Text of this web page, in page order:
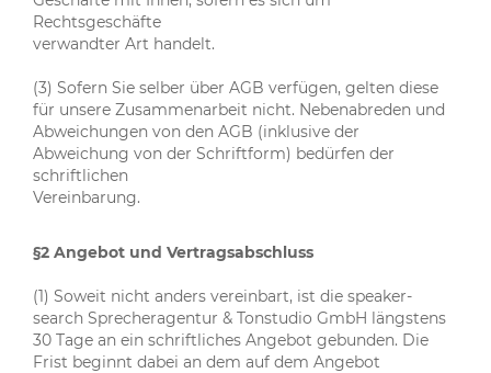
Rechtsgeschäfte
verwandter Art handelt.
(3) Sofern Sie selber über AGB verfügen, gelten diese
für unsere Zusammenarbeit nicht. Nebenabreden und
Abweichungen von den AGB (inklusive der
Abweichung von der Schriftform) bedürfen der
schriftlichen
Vereinbarung.
§2 Angebot und Vertragsabschluss
(1) Soweit nicht anders vereinbart, ist die speaker-
search Sprecheragentur & Tonstudio GmbH längstens
30 Tage an ein schriftliches Angebot gebunden. Die
Frist beginnt dabei an dem auf dem Angebot